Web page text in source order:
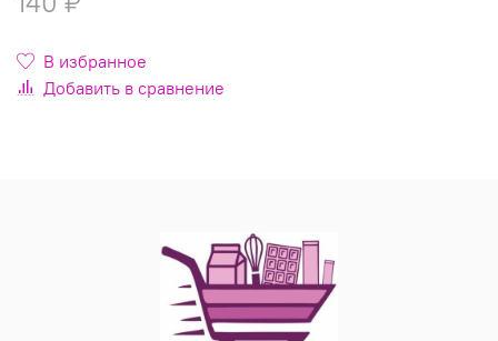
В избранное
Добавить в сравнение